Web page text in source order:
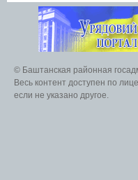
© Баштанская районная
Весь контент доступен по
если не указано другое.